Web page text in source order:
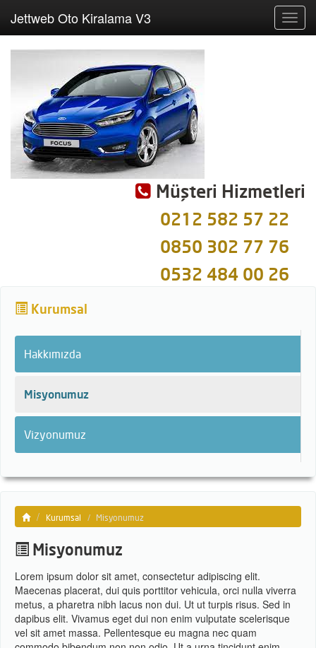
Jettweb Oto Kiralama V3
Müşteri Hizmetleri
0212 582 57 22
0850 302 77 76
0532 484 00 26
Kurumsal
Hakkımızda
Misyonumuz
Vizyonumuz
Kurumsal Misyonumuz
Misyonumuz
Lorem ipsum dolor sit amet, consectetur adipiscing elit.
Maecenas placerat, dui quis porttitor vehicula, orci nulla viverra
metus, a pharetra nibh lacus non dui. Ut ut turpis risus. Sed in
dapibus elit. Vivamus eget dui non enim vulputate scelerisque
vel sit amet massa. Pellentesque eu magna nec quam